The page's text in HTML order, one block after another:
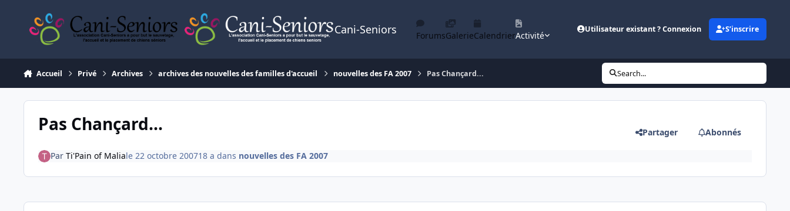
Cani-Seniors ForumsGalerieCalendrierActivité
Utilisateur existant ? Connexion S’inscrire
Accueil Privé Archives archives des nouvelles des familles d'accueil nouvelles des FA 2007 Pas Chançard... Search...
Pas Chançard... Partager Abonnés
Par Ti'Pain of Maliale 22 octobre 200718 a dans nouvelles des FA 2007